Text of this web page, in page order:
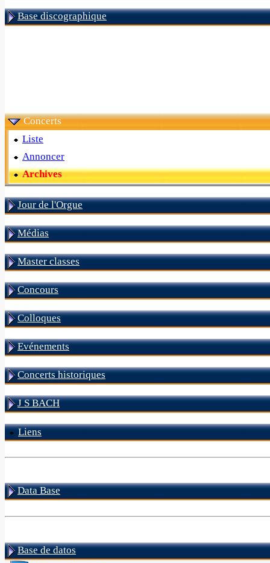
Base discographique
Concerts
Liste
Annoncer
Archives
Jour de l'Orgue
Médias
Master classes
Concours
Colloques
Evénements
Concerts historiques
J S BACH
Liens
Data Base
Base de datos